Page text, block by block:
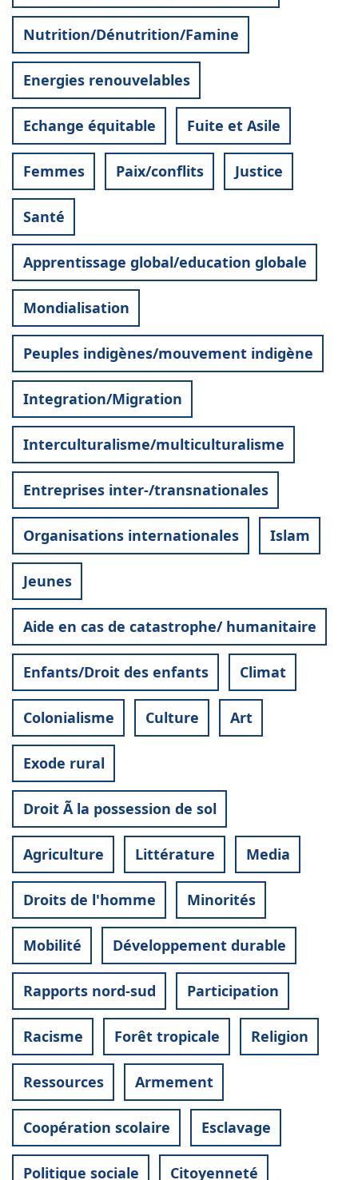
Nutrition/Dénutrition/Famine
Energies renouvelables
Echange équitable Fuite et Asile
Femmes Paix/conflits Justice
Santé
Apprentissage global/education globale
Mondialisation
Peuples indigènes/mouvement indigène
Integration/Migration
Interculturalisme/multiculturalisme
Entreprises inter-/transnationales
Organisations internationales Islam
Jeunes
Aide en cas de catastrophe/ humanitaire
Enfants/Droit des enfants Climat
Colonialisme Culture Art
Exode rural
Droit Ã la possession de sol
Agriculture Littérature Media
Droits de l'homme Minorités
Mobilité Développement durable
Rapports nord-sud Participation
Racisme Forêt tropicale Religion
Ressources Armement
Coopération scolaire Esclavage
Politique sociale Citoyenneté